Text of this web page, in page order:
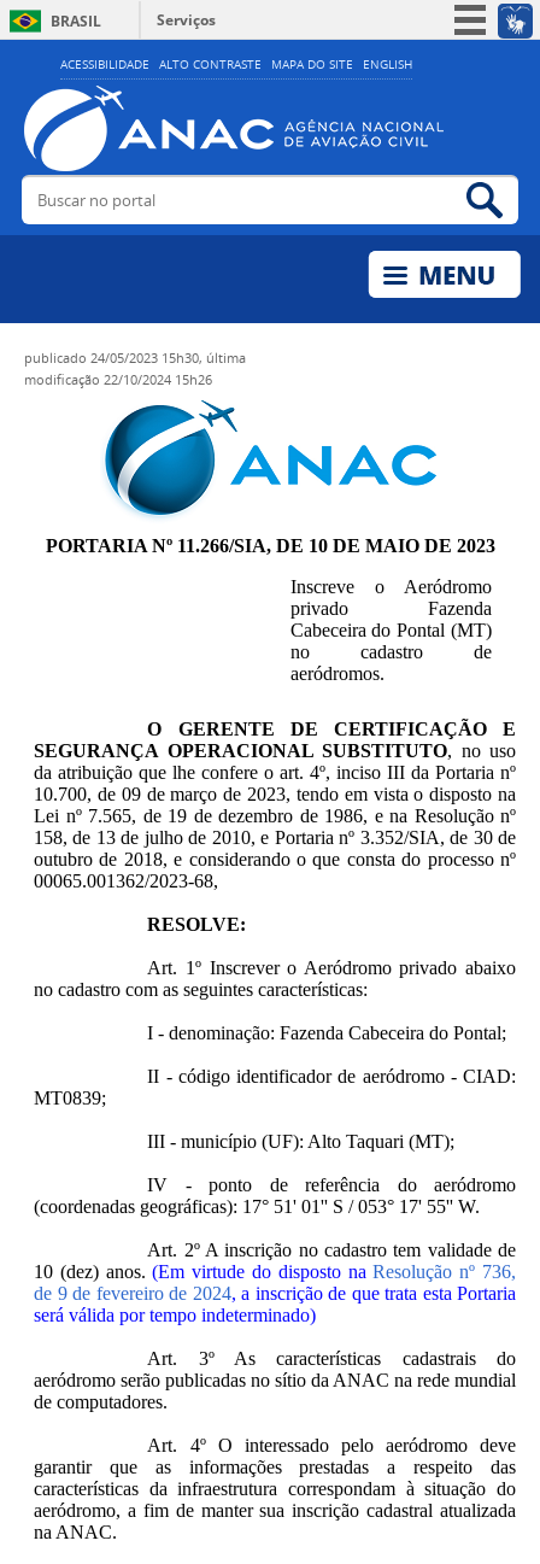
ACESSIBILIDADE ALTO CONTRASTE MAPA DO SITE ENGLISH
BRASIL
Serviços
Simplifique!
Acesso à informação
Legislação
Buscar no portal
publicado 24/05/2023 15h30, última
modificação 22/10/2024 15h26
PORTARIA Nº 11.266/SIA, DE 10 DE MAIO DE 2023
Inscreve o Aeródromo
privado Fazenda
Cabeceira do Pontal (MT)
no cadastro de
aeródromos.
O GERENTE DE CERTIFICAÇÃO E
SEGURANÇA OPERACIONAL SUBSTITUTO, no uso
da atribuição que lhe confere o art. 4º, inciso III da Portaria nº
10.700, de 09 de março de 2023, tendo em vista o disposto na
Lei nº 7.565, de 19 de dezembro de 1986, e na Resolução nº
158, de 13 de julho de 2010, e Portaria nº 3.352/SIA, de 30 de
outubro de 2018, e considerando o que consta do processo nº
00065.001362/2023-68,
RESOLVE:
Art. 1º Inscrever o Aeródromo privado abaixo
no cadastro com as seguintes características:
I - denominação: Fazenda Cabeceira do Pontal;
II - código identificador de aeródromo - CIAD:
MT0839;
III - município (UF): Alto Taquari (MT);
IV - ponto de referência do aeródromo
(coordenadas geográficas): 17° 51' 01'' S / 053° 17' 55'' W.
Art. 2º A inscrição no cadastro tem validade de
10 (dez) anos.(Em virtude do disposto naResolução nº 736,
de 9 de fevereiro de 2024, a inscrição de que trata esta Portaria
será válida por tempo indeterminado)
Art. 3º As características cadastrais do
aeródromo serão publicadas no sítio da ANAC na rede mundial
de computadores.
Art. 4º O interessado pelo aeródromo deve
garantir que as informações prestadas a respeito das
características da infraestrutura correspondam à situação do
aeródromo, a fim de manter sua inscrição cadastral atualizada
na ANAC.